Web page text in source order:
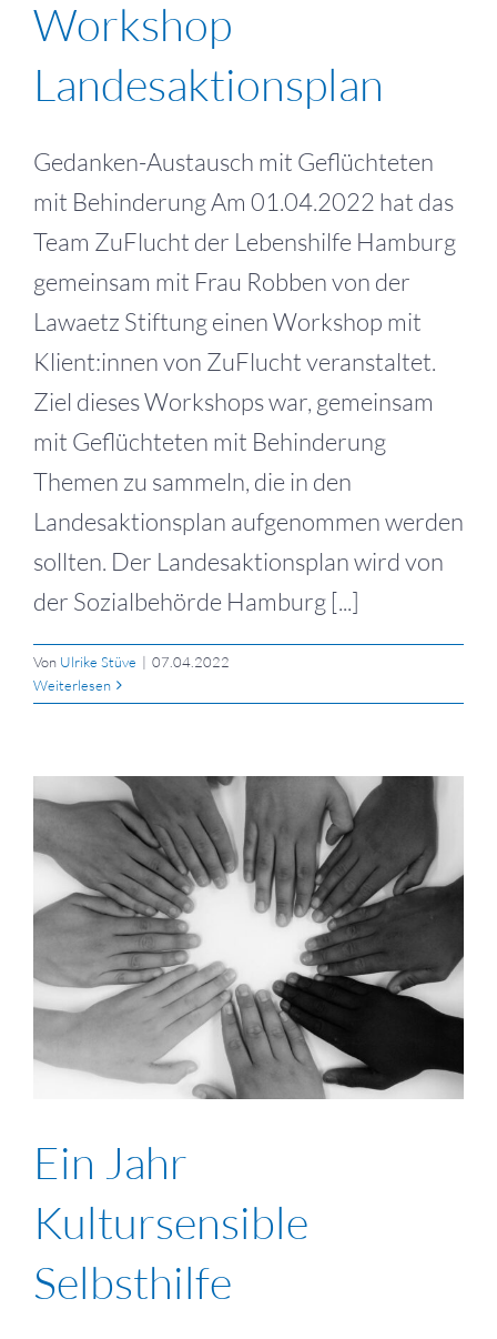
Workshop
Landesaktionsplan
Gedanken-Austausch mit Geflüchteten
mit Behinderung Am 01.04.2022 hat das
Team ZuFlucht der Lebenshilfe Hamburg
gemeinsam mit Frau Robben von der
Lawaetz Stiftung einen Workshop mit
Klient:innen von ZuFlucht veranstaltet.
Ziel dieses Workshops war, gemeinsam
mit Geflüchteten mit Behinderung
Themen zu sammeln, die in den
Landesaktionsplan aufgenommen werden
sollten. Der Landesaktionsplan wird von
der Sozialbehörde Hamburg [...]
Von Ulrike Stüve | 07.04.2022
Weiterlesen
Ein Jahr
Kultursensible
Selbsthilfe